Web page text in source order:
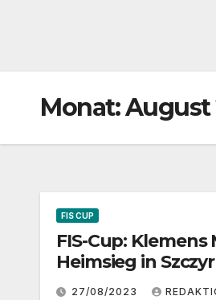
Monat:August
FIS CUP
FIS-Cup:
Heimsieg in
27/08/2023